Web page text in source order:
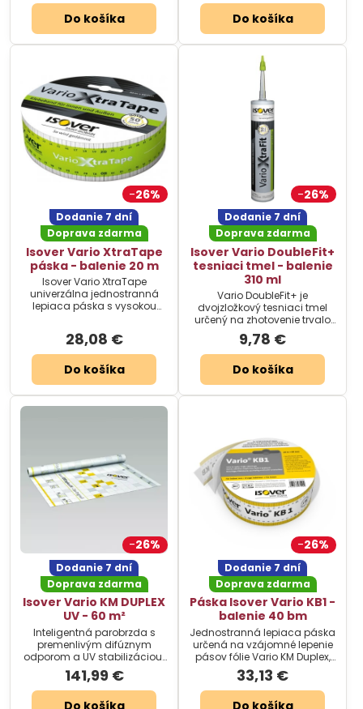
Do košíka Do košíka
26%
Dodanie 7 dní
Doprava zdarma
Isover Vario XtraTape
páska - balenie 20 m
Isover Vario XtraTape
univerzálna jednostranná
lepiaca páska s vysokou
6 cm.
28,08 €
Do košíka
26%
Dodanie 7 dní
Doprava zdarma
Isover Vario DoubleFit+
tesniaci tmel - balenie
310 ml
Vario DoubleFit+ je
dvojzložkový tesniaci tmel
určený na zhotovenie trvalo
pružných parotesných
stykov. Balenie 310 ml.
9,78 €
Do košíka
26%
Dodanie 7 dní
Doprava zdarma
Isover Vario KM DUPLEX
UV - 60 m²
Inteligentná parobrzda s
premenlivým difúznym
odporom a UV stabilizáciou.
Rozmer: 1,5 x 40 m.
141,99 €
Do košíka
26%
Dodanie 7 dní
Doprava zdarma
Páska Isover Vario KB1 -
balenie 40 bm
Jednostranná lepiaca páska
určená na vzájomné lepenie
pásov fólie Vario KM Duplex,
rozmer: 4000 x 6 cm.
33,13 €
Do košíka